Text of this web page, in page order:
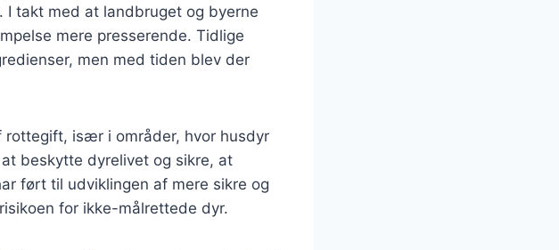
takt med at landbruget og byerne
mere presserende. Tidlige
men med tiden blev der
rottegift, især i områder, hvor husdyr
beskytte dyrelivet og sikre, at
ført til udviklingen af mere sikre og
for ikke-målrettede dyr.